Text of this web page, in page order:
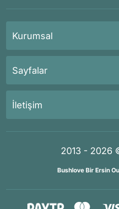
Kurumsal
Sayfalar
İletişim
2013 - 2026
Bushlove Bir Ersin